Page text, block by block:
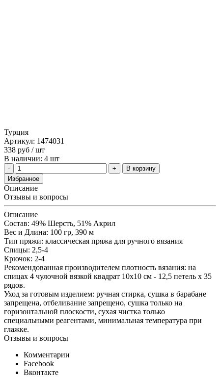
Турция
Артикул: 1474031
338 руб / шт
В наличии: 4 шт
В корзину
Избранное
Описание
Отзывы и вопросы
Описание
Состав: 49% Шерсть, 51% Aкрил
Вес и Длина: 100 гр, 390 м
Тип пряжи: классическая пряжа для ручного вязания
Спицы: 2,5-4
Крючок: 2-4
Рекомендованная производителем плотность вязания: на
спицах 4 чулочной вязкой квадрат 10х10 см - 12,5 петель х 35
рядов.
Уход за готовым изделием: ручная стирка, сушка в барабане
запрещена, отбеливание запрещено, сушка только на
горизонтальной плоскости, сухая чистка только
специальными реагентами, минимальная температура при
глажке.
Отзывы и вопросы
Комментарии
Facebook
Вконтакте